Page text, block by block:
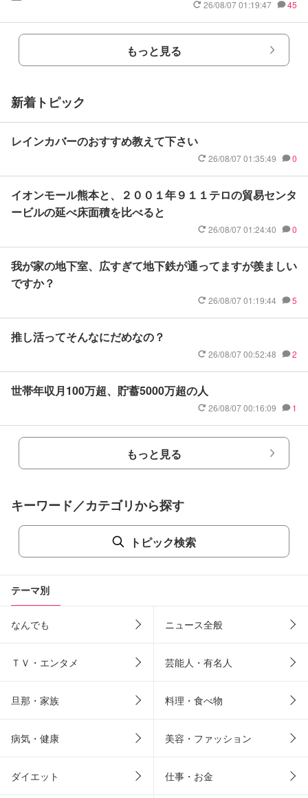
26/08/07 01:19:47 45
もっと見る
新着トピック
レインカバーのおすすめ教えて下さい
26/08/07 01:35:49 0
イオンモール熊本と、２００１年９１１テロの貿易センタ
ービルの延べ床面積を比べると
26/08/07 01:24:40 0
我が家の地下室、広すぎて地下鉄が通ってますが羨ましい
ですか？
26/08/07 01:19:44 5
推し活ってそんなにだめなの？
26/08/07 00:52:48 2
世帯年収月100万超、貯蓄5000万超の人
26/08/07 00:16:09 1
もっと見る
キーワード／カテゴリから探す
トピック検索
テーマ別
なんでも ニュース全般
ＴＶ・エンタメ 芸能人・有名人
旦那・家族 料理・食べ物
病気・健康 美容・ファッション
ダイエット 仕事・お金